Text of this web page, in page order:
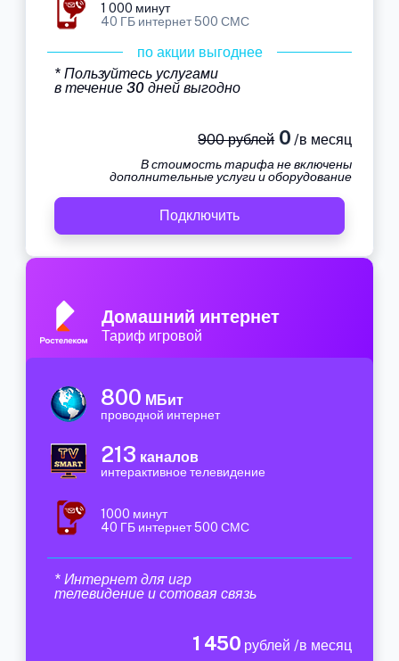
1 000 минут
40 ГБ интернет 500 СМС
по акции выгоднее
* Пользуйтесь услугами
в течение 30 дней выгодно
900 рублей0 /в месяц
В стоимость тарифа не включены
дополнительные услуги и оборудование
Подключить
Домашний интернет
Тариф игровой
800 МБит
проводной интернет
213 каналов
интерактивное телевидение
1000 минут
40 ГБ интернет 500 СМС
* Интернет для игр
телевидение и сотовая связь
1 450 рублей /в месяц